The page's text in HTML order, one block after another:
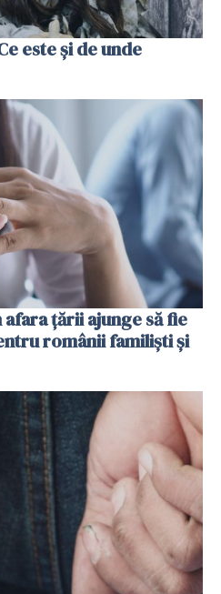
este și de unde
țării ajunge să fie
românii familiști și